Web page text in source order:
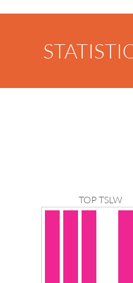
TOP TSLW